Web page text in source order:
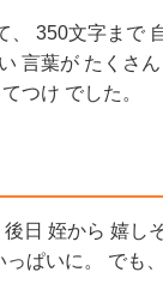
350文字まで
言葉が たくさ
つけ でした。
日 姪から 嬉し
ぱいに。 でも